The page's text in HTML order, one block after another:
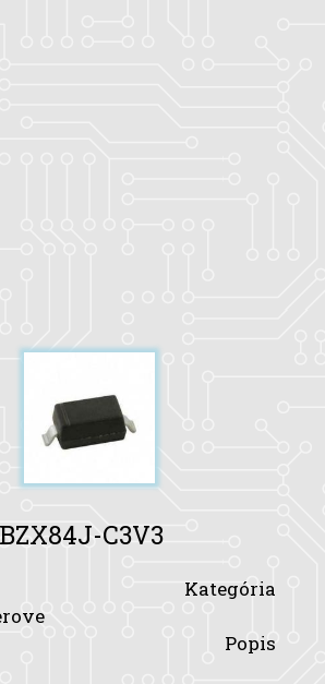
BZX84J-C3V3
Kategória
Popis